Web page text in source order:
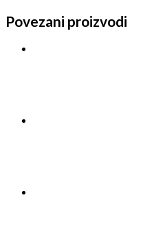
Povezani proizvodi